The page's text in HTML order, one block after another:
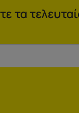
τα